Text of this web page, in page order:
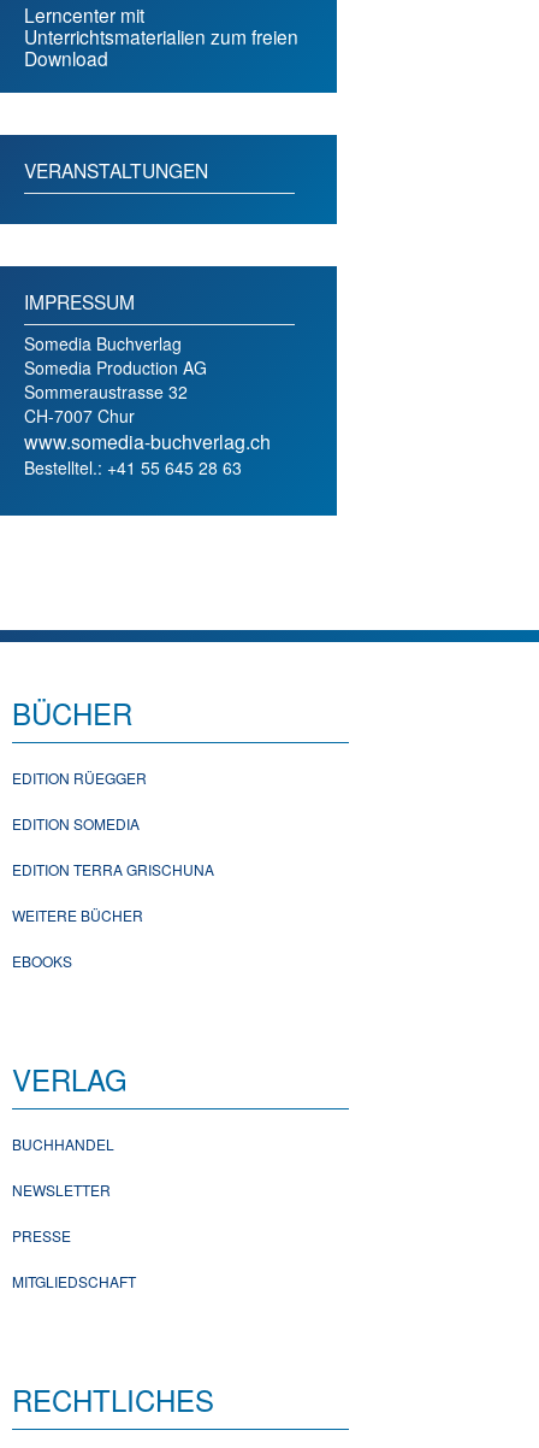
Lerncenter mit
Unterrichtsmaterialien zum freien
Download
VERANSTALTUNGEN
IMPRESSUM
Somedia Buchverlag
Somedia Production AG
Sommeraustrasse 32
CH-7007 Chur
www.somedia-buchverlag.ch
Bestelltel.: +41 55 645 28 63
BÜCHER
EDITION RÜEGGER
EDITION SOMEDIA
EDITION TERRA GRISCHUNA
WEITERE BÜCHER
EBOOKS
VERLAG
BUCHHANDEL
NEWSLETTER
PRESSE
MITGLIEDSCHAFT
RECHTLICHES